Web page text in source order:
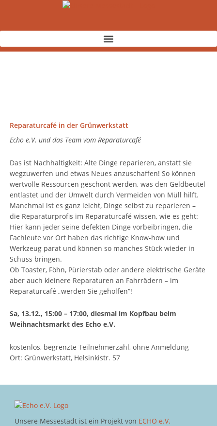
Reparaturcafé in der Grünwerkstatt
Echo e.V. und das Team vom Reparaturcafé
Das ist Nachhaltigkeit: Alte Dinge reparieren, anstatt sie
wegzuwerfen und etwas Neues anzuschaffen! So können
wertvolle Ressourcen geschont werden, was den Geldbeutel
entlastet und der Umwelt durch Vermeiden von Müll hilft.
Manchmal ist es ganz leicht, Dinge selbst zu reparieren –
die Reparaturprofis im Reparaturcafé wissen, wie es geht:
Hier kann jeder seine defekten Dinge vorbeibringen, die
Fachleute vor Ort haben das richtige Know-how und
Werkzeug parat und können so manches Stück wieder in
Schuss bringen.
Ob Toaster, Föhn, Pürierstab oder andere elektrische Geräte
aber auch kleinere Reparaturen an Fahrrädern – im
Reparaturcafé „werden Sie geholfen“!
Sa, 13.12., 15:00 – 17:00, diesmal im Kopfbau beim
Weihnachtsmarkt des Echo e.V.
kostenlos, begrenzte Teilnehmerzahl, ohne Anmeldung
Ort: Grünwerkstatt, Helsinkistr. 57
Unsere Messestadt ist ein Projekt von ECHO e.V.